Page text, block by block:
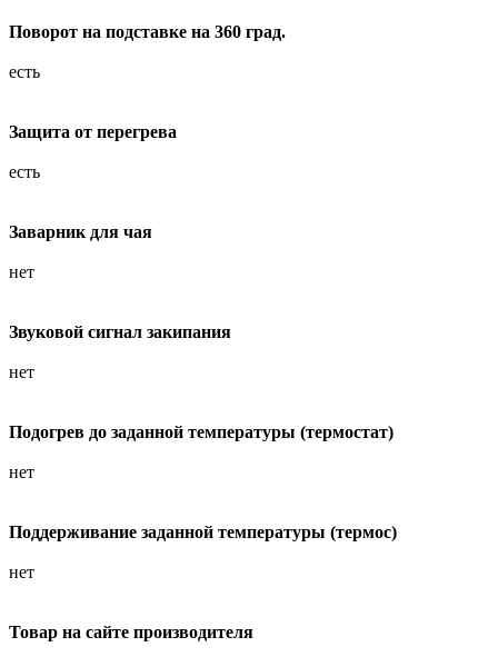
Поворот на подставке на 360 град.
есть
Защита от перегрева
есть
Заварник для чая
нет
Звуковой сигнал закипания
нет
Подогрев до заданной температуры (термостат)
нет
Поддерживание заданной температуры (термос)
нет
Товар на сайте производителя